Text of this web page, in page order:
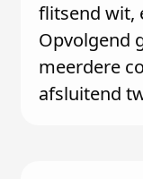
flitsend wit,
Opvolgend
meerdere
afsluitend